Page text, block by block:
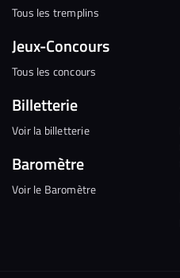
Tous les tremplins
Jeux-Concours
Tous les concours
Billetterie
Voir la billetterie
Baromètre
Voir le Baromètre